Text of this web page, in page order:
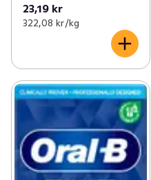
23,19 kr
322,08 kr /kg